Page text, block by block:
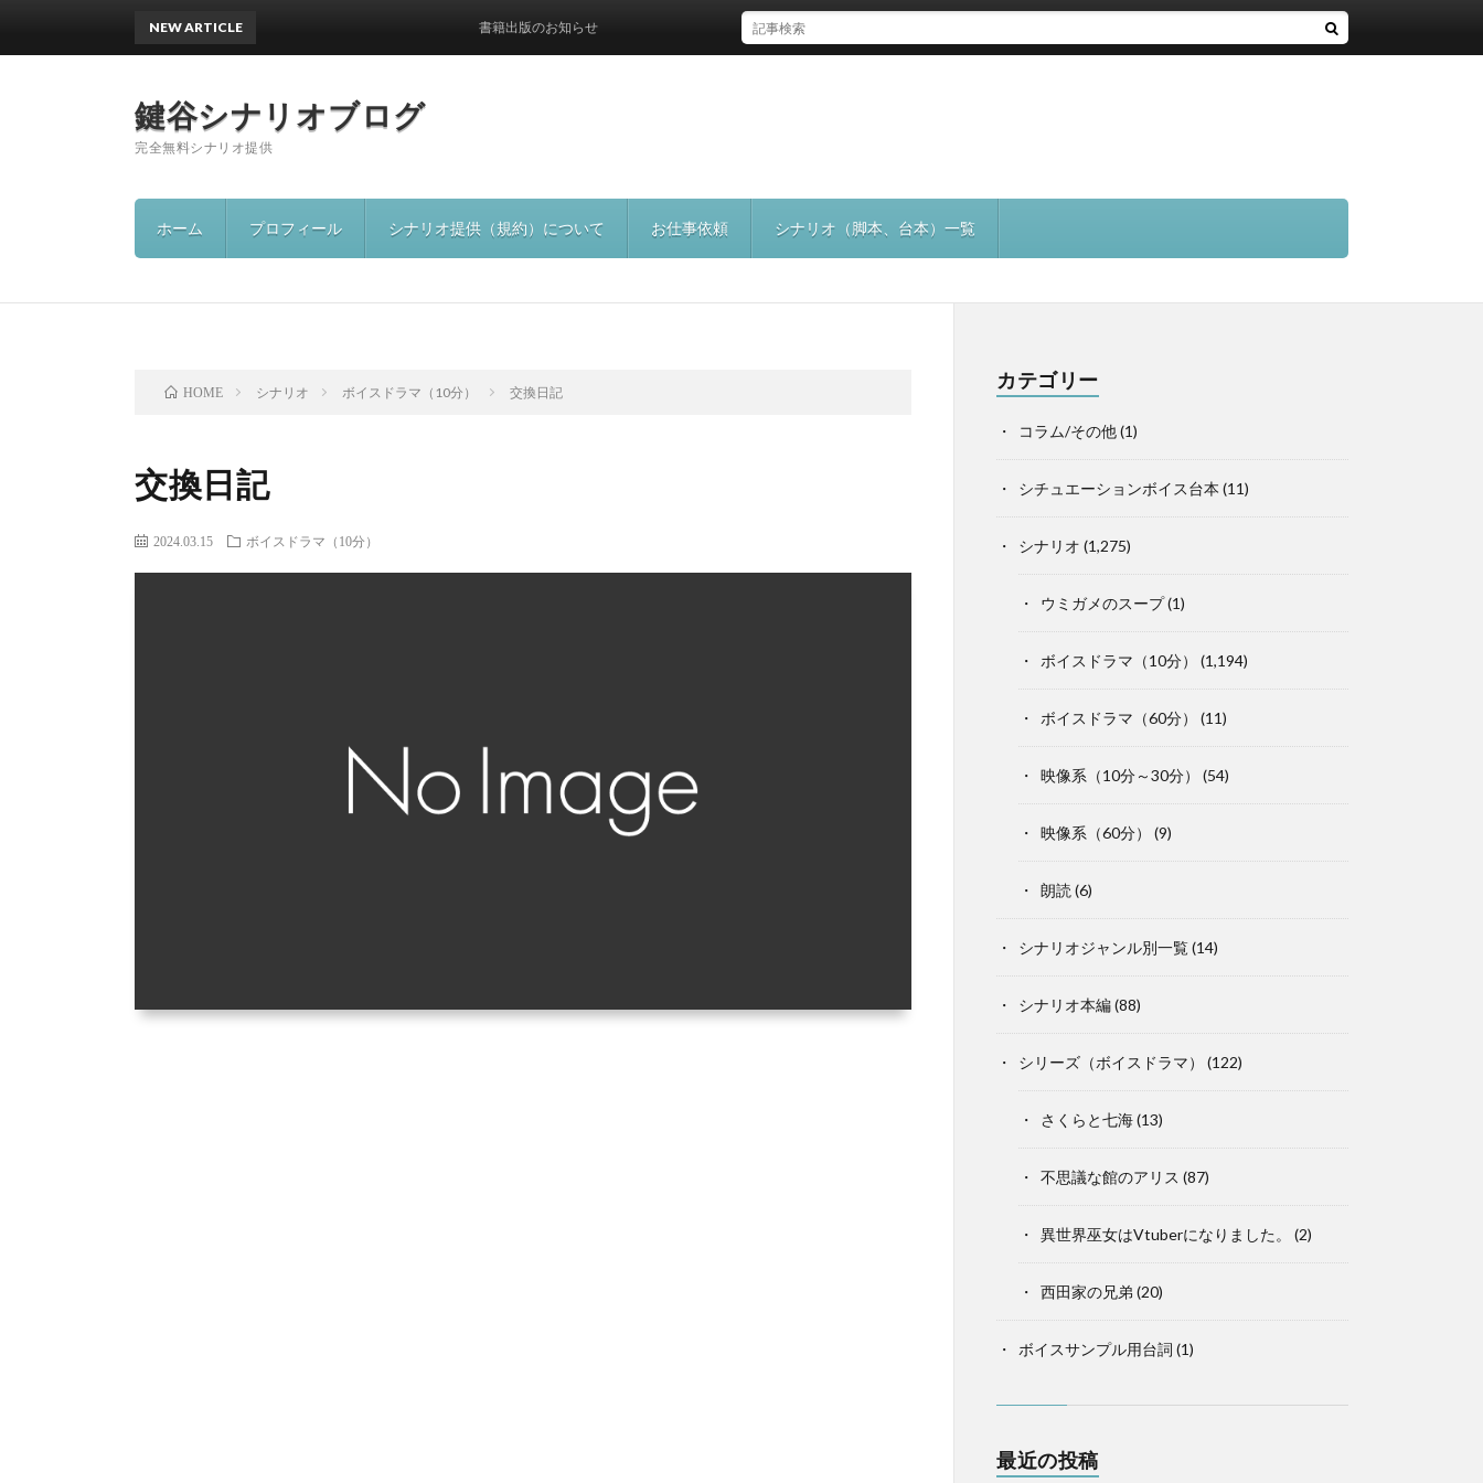
鍵谷シナリオブログ
完全無料シナリオ提供
ホーム プロフィール シナリオ提供（規約）について お仕事依頼 シナリオ（脚本、台本）一覧
NEW ARTICLE 書籍出版のお知らせ
HOME シナリオ ボイスドラマ（10分） 交換日記
交換日記
2024.03.15 ボイスドラマ（10分）
カテゴリー
コラム/その他(1)
シチュエーションボイス台本 (11)
シナリオ (1,275)
ウミガメのスープ(1)
ボイスドラマ（10分） (1,194)
ボイスドラマ（60分） (11)
映像系（10分～30分） (54)
映像系（60分） (9)
朗読 (6)
シナリオジャンル別一覧(14)
シナリオ本編(88)
シリーズ（ボイスドラマ） (122)
さくらと七海(13)
不思議な館のアリス (87)
異世界巫女はVtuberになりました。 (2)
西田家の兄弟 (20)
ボイスサンプル用台詞 (1)
最近の投稿